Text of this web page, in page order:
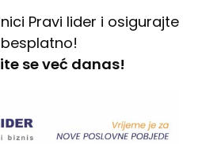
Pravi lider i osigurajte
se već danas!